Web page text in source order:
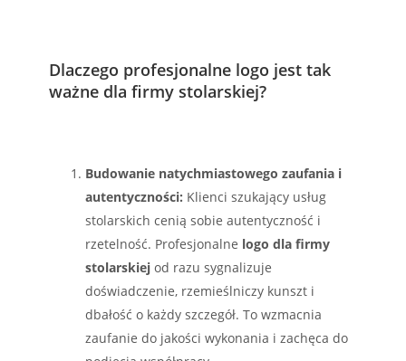
Dlaczego profesjonalne logo jest tak
ważne dla firmy stolarskiej?
Budowanie natychmiastowego zaufania i
autentyczności: Klienci szukający usług
stolarskich cenią sobie autentyczność i
rzetelność. Profesjonalne logo dla firmy
stolarskiej od razu sygnalizuje
doświadczenie, rzemieślniczy kunszt i
dbałość o każdy szczegół. To wzmacnia
zaufanie do jakości wykonania i zachęca do